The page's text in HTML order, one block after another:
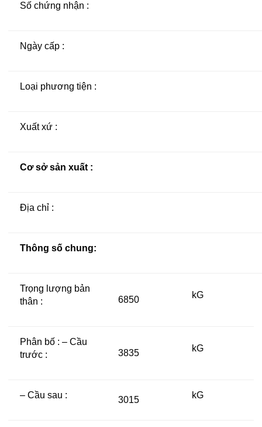
Số chứng nhận :
Ngày cấp :
Loại phương tiện :
Xuất xứ :
Cơ sở sản xuất :
Địa chỉ :
Thông số chung:
Trọng lượng bản
thân :
6850 kG
Phân bố : – Cầu
trước :
3835 kG
– Cầu sau : 3015 kG